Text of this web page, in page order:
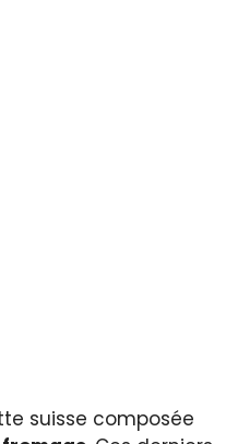
suisse composée